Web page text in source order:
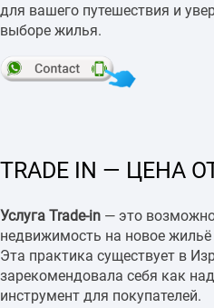
для вашего путешествия и
выборе жилья.
TRADE IN — ЦЕНА
Услуга Trade-in — это
недвижимость на новое
Эта практика существует в
зарекомендовала себя как
инструмент для покупателей.